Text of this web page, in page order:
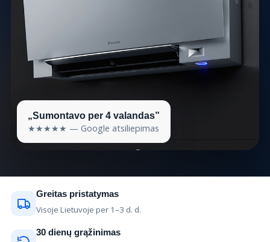
„Sumontavo per 4 valandas”
★★★★★ — Google atsiliepimas
Greitas pristatymas
Visoje Lietuvoje per 1–3 d. d.
30 dienų grąžinimas